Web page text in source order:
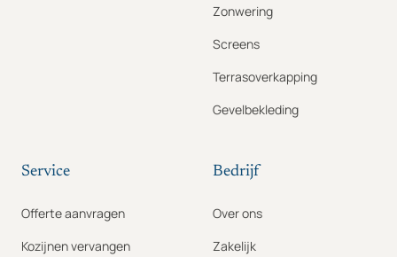
Zonwering
Screens
Terrasoverkapping
Gevelbekleding
Service
Offerte aanvragen
Kozijnen vervangen
Bedrijf
Over ons
Zakelijk